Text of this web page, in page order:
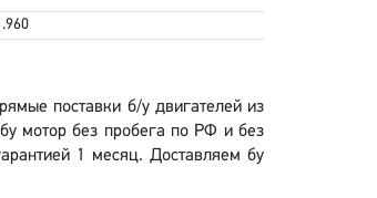
поставки б/у двигателей из
мотор без пробега по РФ и без
1 месяц. Доставляем бу